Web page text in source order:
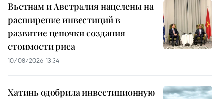
Вьетнам и Австралия нацелены на
расширение инвестиций в
развитие цепочки создания
стоимости риса
10/08/2026 13:34
Хатинь одобрила инвестиционную